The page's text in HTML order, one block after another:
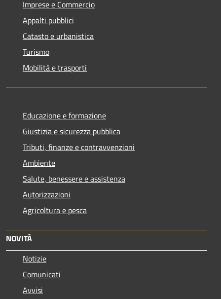
Imprese e Commercio
Appalti pubblici
Catasto e urbanistica
Turismo
Mobilità e trasporti
Educazione e formazione
Giustizia e sicurezza pubblica
Tributi, finanze e contravvenzioni
Ambiente
Salute, benessere e assistenza
Autorizzazioni
Agricoltura e pesca
NOVITÀ
Notizie
Comunicati
Avvisi